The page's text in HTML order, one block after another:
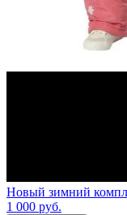
Новый зимний
1 000 руб.